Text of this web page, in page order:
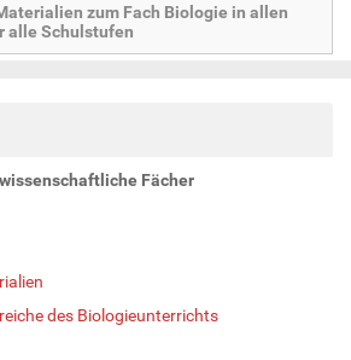
zum Fach Biologie in allen
alle Schulstufen
Fächer
des Biologieunterrichts